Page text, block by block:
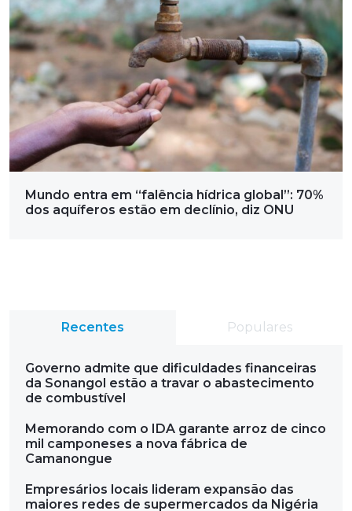
Mundo entra em “falência hídrica global”: 70%
dos aquíferos estão em declínio, diz ONU
Recentes Populares
Governo admite que dificuldades financeiras
da Sonangol estão a travar o abastecimento
de combustível
Memorando com o IDA garante arroz de cinco
mil camponeses a nova fábrica de
Camanongue
Empresários locais lideram expansão das
maiores redes de supermercados da Nigéria